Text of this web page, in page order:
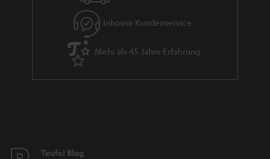
Inhouse Kundenservice
Mehr als 45 Jahre Erfahrung
Teufel Blog